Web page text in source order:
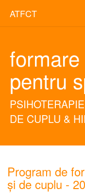
ATFCT
pentru
DE CUPLU &
Program de
și de cuplu -